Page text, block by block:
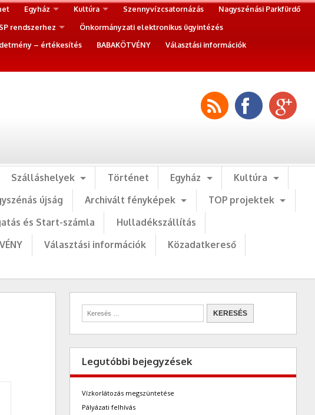
Egyház Kultúra Szennyvízcsatornázás
Nagyszénási Parkfürdő
rendszerhez
Önkormányzati elektronikus ügyintézés
– értékesítés BABAKÖTVÉNY
Választási információk
Szálláshelyek Történet Egyház
Kultúra
újság Archivált fényképek
TOP projektek
és Start-számla
Hulladékszállítás
Választási információk
Közadatkereső
Legutóbbi bejegyzések
Vízkorlátozás megszüntetése
Pályázati felhívás